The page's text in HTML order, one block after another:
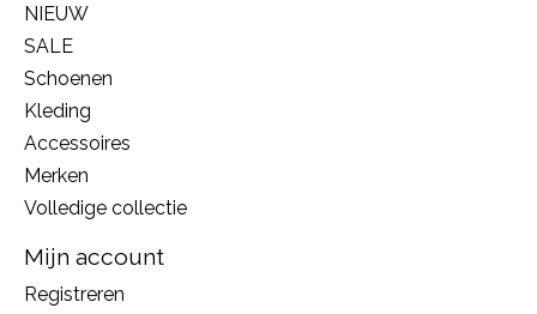
NIEUW
SALE
Schoenen
Kleding
Accessoires
Merken
Volledige collectie
Mijn account
Registreren